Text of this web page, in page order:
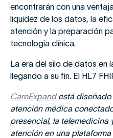
encontrarán con una
liquidez de los datos, la
atención y la preparación
tecnología clínica.
La era del silo de datos en
llegando a su fin. El HL7
CareExpandestá
atención médica
presencial, la telemedicina
atención en una